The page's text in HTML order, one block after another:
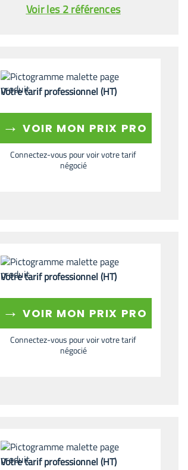
Voir les 2 références
Votre tarif professionnel (HT)
→ VOIR MON PRIX PRO
Connectez-vous pour voir votre tarif
négocié
Votre tarif professionnel (HT)
→ VOIR MON PRIX PRO
Connectez-vous pour voir votre tarif
négocié
Votre tarif professionnel (HT)